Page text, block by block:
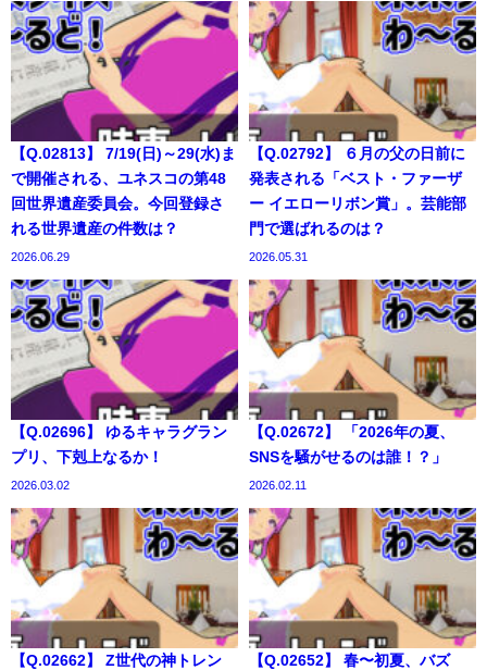
【Q.02813】 7/19(日)～29(水)ま
で開催される、ユネスコの第48
回世界遺産委員会。今回登録さ
れる世界遺産の件数は？
2026.06.29
【Q.02792】 ６月の父の日前に
発表される「ベスト・ファーザ
ー イエローリボン賞」。芸能部
門で選ばれるのは？
2026.05.31
【Q.02696】 ゆるキャラグラン
プリ、下剋上なるか！
2026.03.02
【Q.02672】 「2026年の夏、
SNSを騒がせるのは誰！？」
2026.02.11
【Q.02662】 Z世代の神トレン
【Q.02652】 春〜初夏、バズ